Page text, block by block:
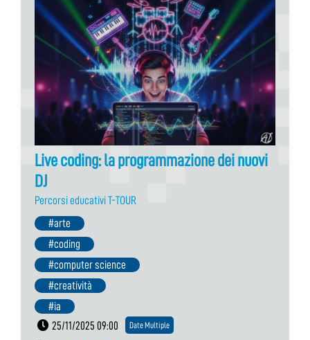
Live coding: la programmazione dei nuovi
DJ
Percorsi educativi T-TOUR
#arte
#coding
#computer science
#creatività
#ia
25/11/2025 09:00
Date Multiple